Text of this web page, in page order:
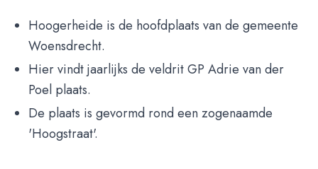
Hoogerheide is de hoofdplaats van de gemeente
Woensdrecht.
Hier vindt jaarlijks de veldrit GP Adrie van der
Poel plaats.
De plaats is gevormd rond een zogenaamde
'Hoogstraat'.